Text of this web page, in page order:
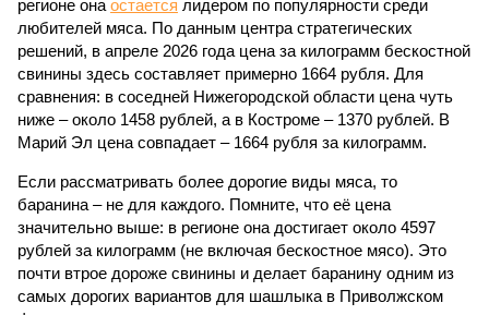
регионе она остается лидером по популярности среди
любителей мяса. По данным центра стратегических
решений, в апреле 2026 года цена за килограмм бескостной
свинины здесь составляет примерно 1664 рубля. Для
сравнения: в соседней Нижегородской области цена чуть
ниже – около 1458 рублей, а в Костроме – 1370 рублей. В
Марий Эл цена совпадает – 1664 рубля за килограмм.
Если рассматривать более дорогие виды мяса, то
баранина – не для каждого. Помните, что её цена
значительно выше: в регионе она достигает около 4597
рублей за килограмм (не включая бескостное мясо). Это
почти втрое дороже свинины и делает баранину одним из
самых дорогих вариантов для шашлыка в Приволжском